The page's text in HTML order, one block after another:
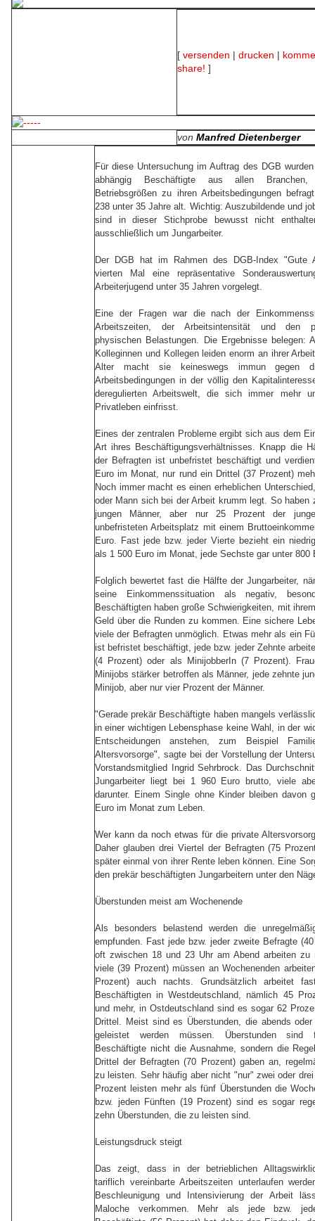
[ versenden | drucken |
share! ]
von Manfred Dietenberger
Für diese Untersuchung im Auftrag des DGB
abhängig Beschäftigte aus allen
Betriebsgrößen zu ihren Arbeitsbedingungen
238 unter 35 Jahre alt. Wichtig: Auszubildende und
sind in dieser Stichprobe bewusst nicht
ausschließlich um Jungarbeiter.
Der DGB hat im Rahmen des DGB-Index "Gute
vierten Mal eine repräsentative
Arbeiterjugend unter 35 Jahren vorgelegt.
Eine der Fragen war die nach der
Arbeitszeiten, der Arbeitsintensität und den
physischen Belastungen. Die Ergebnisse belegen:
Kolleginnen und Kollegen leiden enorm an ihrer
Alter macht sie keineswegs immun gegen
Arbeitsbedingungen in der völlig den
deregulierten Arbeitswelt, die sich immer mehr
Privatleben einfrisst.
Eines der zentralen Probleme ergibt sich aus dem
Art ihres Beschäftigungsverhältnisses. Knapp die
der Befragten ist unbefristet beschäftigt und
Euro im Monat, nur rund ein Drittel (37 Prozent)
Noch immer macht es einen erheblichen
oder Mann sich bei der Arbeit krumm legt. So haben
jungen Männer, aber nur 25 Prozent der
unbefristeten Arbeitsplatz mit einem
Euro. Fast jede bzw. jeder Vierte bezieht ein
als 1 500 Euro im Monat, jede Sechste gar unter 800
Folglich bewertet fast die Hälfte der Jungarbeiter,
seine Einkommenssituation als negativ,
Beschäftigten haben große Schwierigkeiten, mit
Geld über die Runden zu kommen. Eine sichere
viele der Befragten unmöglich. Etwas mehr als ein
ist befristet beschäftigt, jede bzw. jeder Zehnte
(4 Prozent) oder als MinijobberIn (7 Prozent).
Minijobs stärker betroffen als Männer, jede zehnte
Minijob, aber nur vier Prozent der Männer.
"Gerade prekär Beschäftigte haben mangels
in einer wichtigen Lebensphase keine Wahl, in der
Entscheidungen anstehen, zum Beispiel
Altersvorsorge", sagte bei der Vorstellung der
Vorstandsmitglied Ingrid Sehrbrock. Das
Jungarbeiter liegt bei 1 960 Euro brutto, viele
darunter. Einem Single ohne Kinder bleiben davon
Euro im Monat zum Leben.
Wer kann da noch etwas für die private
Daher glauben drei Viertel der Befragten (75
später einmal von ihrer Rente leben können. Eine
den prekär beschäftigten Jungarbeitern unter den
Überstunden meist am Wochenende
Als besonders belastend werden die
empfunden. Fast jede bzw. jeder zweite Befragte
oft zwischen 18 und 23 Uhr am Abend arbeiten zu
viele (39 Prozent) müssen an Wochenenden
Prozent) auch nachts. Grundsätzlich arbeitet
Beschäftigten in Westdeutschland, nämlich 45
und mehr, in Ostdeutschland sind es sogar 62
Drittel. Meist sind es Überstunden, die abends
geleistet werden müssen. Überstunden
Beschäftigte nicht die Ausnahme, sondern die
Drittel der Befragten (70 Prozent) gaben an,
zu leisten. Sehr häufig aber nicht "nur" zwei oder
Prozent leisten mehr als fünf Überstunden die
bzw. jeden Fünften (19 Prozent) sind es sogar
zehn Überstunden, die zu leisten sind.
Leistungsdruck steigt
Das zeigt, dass in der betrieblichen
tariflich vereinbarte Arbeitszeiten unterlaufen
Beschleunigung und Intensivierung der Arbeit
Maloche verkommen. Mehr als jede bzw.